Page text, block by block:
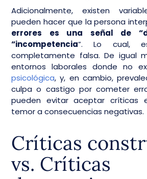
Adicionalmente, existen
pueden hacer que la persona
errores es una señal de
“incompetencia”. Lo cual,
completamente falsa. De igual
entornos laborales donde no
psicológica, y, en cambio,
culpa o castigo por cometer
pueden evitar aceptar críticas
temor a consecuencias negativas.
Críticas
vs. Críticas